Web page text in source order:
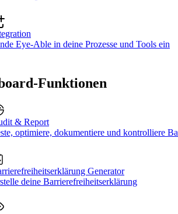
Eye-Able in deine Prozesse und Tools ein
Funktionen
& Report
optimiere, dokumentiere und kontrolliere
Generator
deine Barrierefreiheitserklärung